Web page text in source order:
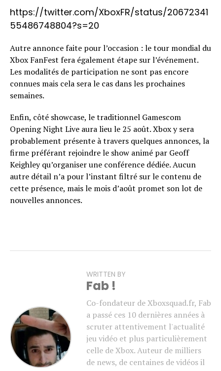
https://twitter.com/XboxFR/status/20672341
55486748804?s=20
Autre annonce faite pour l’occasion : le tour mondial du
Xbox FanFest fera également étape sur l’événement.
Les modalités de participation ne sont pas encore
connues mais cela sera le cas dans les prochaines
semaines.
Enfin, côté showcase, le traditionnel Gamescom
Opening Night Live aura lieu le 25 août. Xbox y sera
probablement présente à travers quelques annonces, la
firme préférant rejoindre le show animé par Geoff
Keighley qu’organiser une conférence dédiée. Aucun
autre détail n’a pour l’instant filtré sur le contenu de
cette présence, mais le mois d’août promet son lot de
nouvelles annonces.
WRITTEN BY
Fab !
Co-fondateur de Xboxsquad.fr, Fab
a passé ces 10 dernières années à
scruter attentivement l'actualité
jeu vidéo et plus particulièrement
celle de Xbox. Auteur de milliers
de news, de centaines de vidéos il